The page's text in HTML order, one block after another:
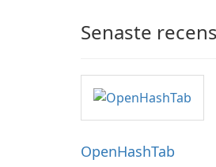
Senaste
OpenHashTab